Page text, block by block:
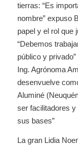
tierras: “Es
nombre” expuso
papel y el rol que
“Debemos
público y
Ing. Agrónoma
desenvuelve
Aluminé
ser facilitadores
sus bases”
La gran Lidia